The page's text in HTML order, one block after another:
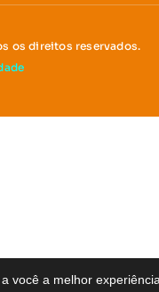
os direitos reservados.
você a melhor